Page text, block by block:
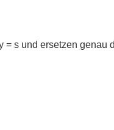
s und ersetzen genau